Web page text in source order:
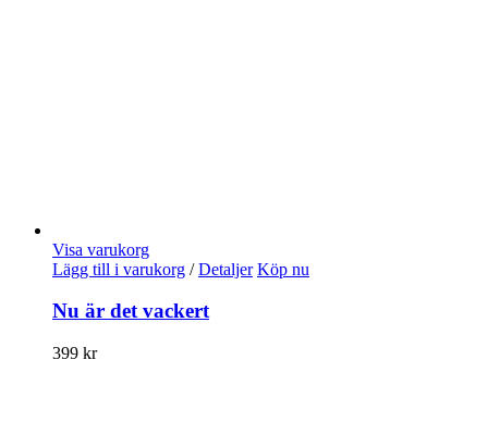
Visa varukorg
Lägg till i varukorg / Detaljer Köp nu
Nu är det vackert
399 kr